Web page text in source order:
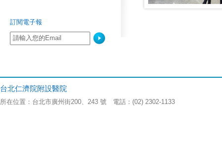
訂閱電子報
台北仁濟院附設醫院
所在位置：台北市廣州街200、243 號 電話：(02) 2302-1133